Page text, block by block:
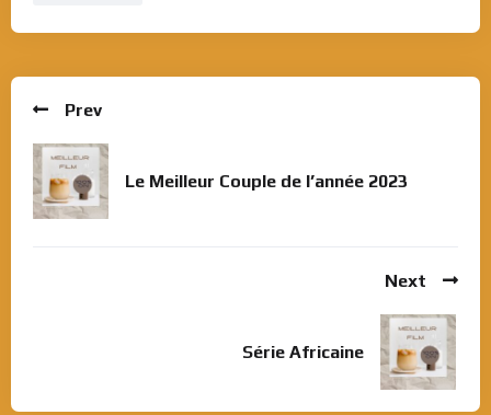
Prev
Le Meilleur Couple de l’année 2023
Next
Série Africaine